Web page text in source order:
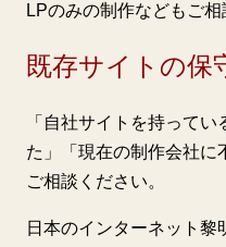
LPのみの制作などもご相
既存サイトの保
「自社サイトを持って
た」「現在の制作会社に
ご相談ください。
日本のインターネット